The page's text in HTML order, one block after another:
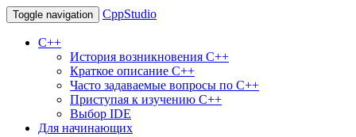
Toggle navigation CppStudio
С++
История возникновения C++
Краткое описание С++
Часто задаваемые вопросы по С++
Приступая к изучению C++
Выбор IDE
Для начинающих